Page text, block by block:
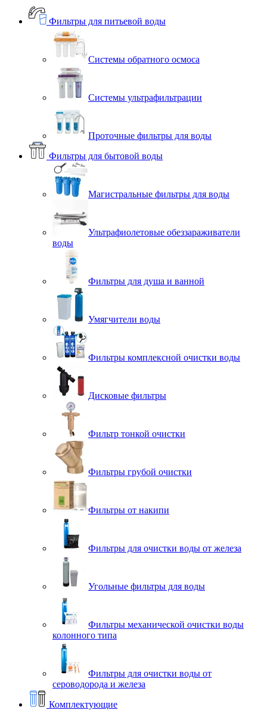
Фильтры для питьевой воды
Системы обратного осмоса
Системы ультрафильтрации
Проточные фильтры для воды
Фильтры для бытовой воды
Магистральные фильтры для воды
Ультрафиолетовые обеззараживатели
воды
Фильтры для душа и ванной
Умягчители воды
Фильтры комплексной очистки воды
Дисковые фильтры
Фильтр тонкой очистки
Фильтры грубой очистки
Фильтры от накипи
Фильтры для очистки воды от железа
Угольные фильтры для воды
Фильтры механической очистки воды
колонного типа
Фильтры для очистки воды от
сероводорода и железа
Комплектующие